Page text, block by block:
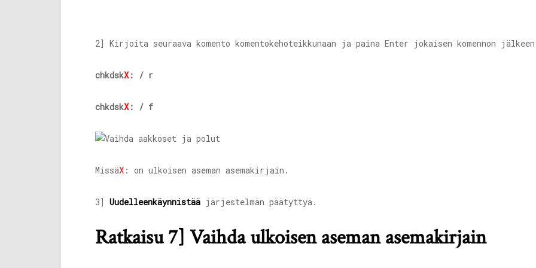
2] Kirjoita seuraava komento komentokehoteikkunaan ja paina Enter jokaisen komennon
chkdskX: / r
chkdskX: / f
MissäX : on ulkoisen aseman asemakirjain.
3] Uudelleenkäynnistää järjestelmän päätyttyä.
Ratkaisu 7] Vaihda ulkoisen aseman asemakirjain